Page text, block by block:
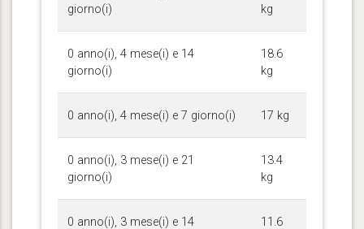
giorno(i)
kg
0 anno(i), 4 mese(i) e 14
giorno(i)
18.6
kg
0 anno(i), 4 mese(i) e 7 giorno(i) 17 kg
0 anno(i), 3 mese(i) e 21
giorno(i)
13.4
kg
0 anno(i), 3 mese(i) e 14
11.6